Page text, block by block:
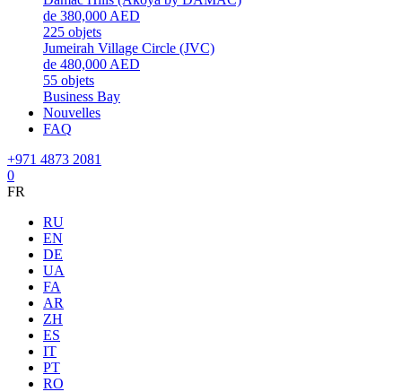
de 380,000 AED
225 objets
Jumeirah Village Circle (JVC)
de 480,000 AED
55 objets
Business Bay
Nouvelles
FAQ
+971 4873 2081
0
FR
RU
EN
DE
UA
FA
AR
ZH
ES
IT
PT
RO